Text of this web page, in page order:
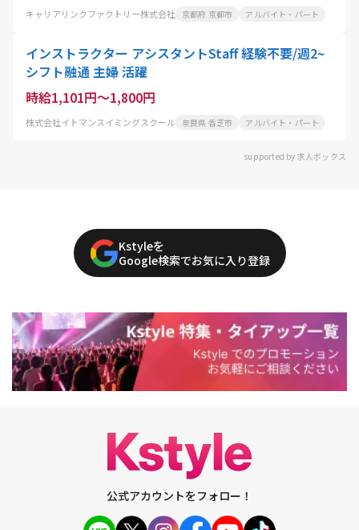
キャリアリンクファクトリー株式会社 京都府 京都市 アルバイト・パート
インストラクター アシスタントStaff 経験不要/週2~
シフト融通 主婦 活躍
時給1,101円～1,800円
株式会社イトマンスイミングスクール 奈良県 香芝市 アルバイト・パート
supported by 求人ボックス
Kstyleを
Google検索でお気に入り登録
公式アカウントをフォロー！